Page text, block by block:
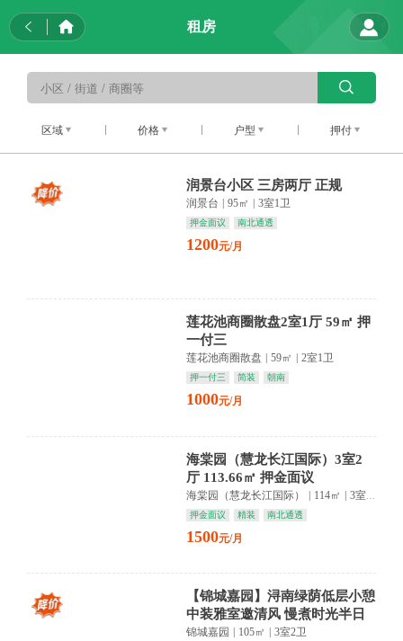
租房
区域 价格 户型 押付
润景台小区 三房两厅 正规
润景台 95㎡ 3室1卫
押金面议 南北通透
1200元/月
莲花池商圈散盘2室1厅 59㎡ 押
一付三
莲花池商圈散盘 59㎡ 2室1卫
押一付三 简装 朝南
1000元/月
海棠园（慧龙长江国际）3室2
厅 113.66㎡ 押金面议
海棠园（慧龙长江国际） 114㎡ 3室2卫
押金面议 精装 南北通透
1500元/月
【锦城嘉园】浔南绿荫低层小憩
中装雅室邀清风 慢煮时光半日
闲
锦城嘉园 105㎡ 3室2卫